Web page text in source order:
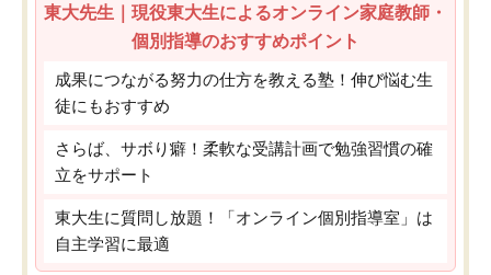
東大先生｜現役東大生によるオンライン家庭教師・
個別指導のおすすめポイント
成果につながる努力の仕方を教える塾！伸び悩む生
徒にもおすすめ
さらば、サボり癖！柔軟な受講計画で勉強習慣の確
立をサポート
東大生に質問し放題！「オンライン個別指導室」は
自主学習に最適